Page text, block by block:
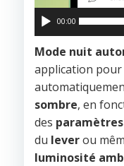
00:00
Mode nuit
application pour
sombre, en
des
du leverou
luminosité